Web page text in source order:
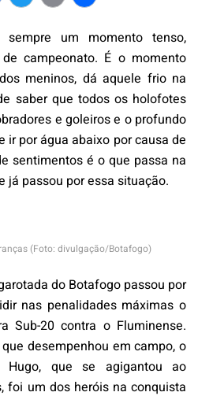
Twitter
EmailShare
um momento tenso,
campeonato. É o momento
meninos, dá aquele frio na
saber que todos os holofotes
e goleiros e o profundo
ir por água abaixo por causa de
sentimentos é o que passa na
já passou por essa situação.
(Foto: divulgação/Botafogo)
do Botafogo passou por
nas penalidades máximas o
Sub-20 contra o Fluminense.
desempenhou em campo, o
Hugo, que se agigantou ao
foi um dos heróis na conquista